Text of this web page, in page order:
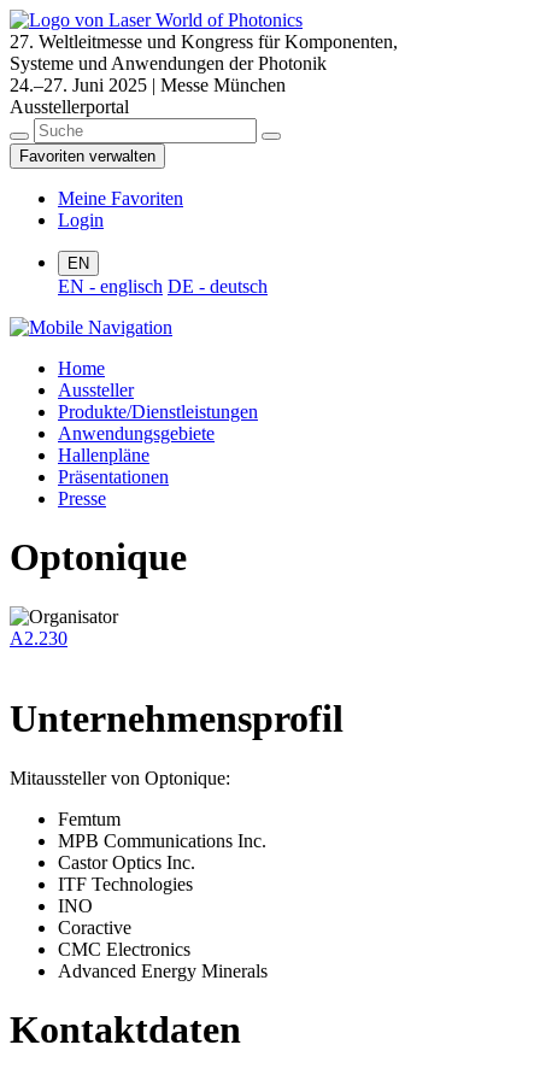
27. Weltleitmesse und Kongress für Komponenten,
Systeme und Anwendungen der Photonik
24.–27. Juni 2025 | Messe München
Ausstellerportal
Favoriten verwalten
Meine Favoriten
Login
EN
EN - englisch DE - deutsch
Home
Aussteller
Produkte/Dienstleistungen
Anwendungsgebiete
Hallenpläne
Präsentationen
Presse
Optonique
A2.230
Unternehmensprofil
Mitaussteller von Optonique:
Femtum
MPB Communications Inc.
Castor Optics Inc.
ITF Technologies
INO
Coractive
CMC Electronics
Advanced Energy Minerals
Kontaktdaten